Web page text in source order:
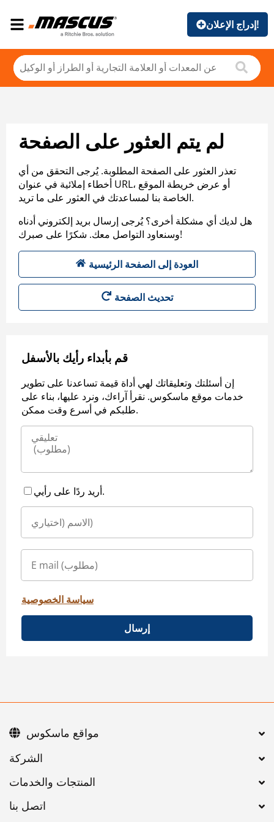
إدراج الإعلان!
لم يتم العثور على الصفحة
تعذر العثور على الصفحة المطلوبة. يُرجى التحقق من أي
أخطاء إملائية في عنوان URL، أو عرض خريطة الموقع
الخاصة بنا لمساعدتك في العثور على ما تريد.
هل لديك أي مشكلة أخرى؟ يُرجى إرسال بريد إلكتروني أدناه
وسنعاود التواصل معك. شكرًا على صبرك!
العودة إلى الصفحة الرئيسية
تحديث الصفحة
قم بأبداء رأيك بالأسفل
إن أسئلتك وتعليقاتك لهي أداة قيمة تساعدنا على تطوير
خدمات موقع ماسكوس. نقرأ آراءك، ونرد عليها، بناء على
طلبكم في أسرع وقت ممكن.
أريد ردًا على رأيي.
سياسة الخصوصية
إرسال
اتصل بنا
مواقع ماسكوس